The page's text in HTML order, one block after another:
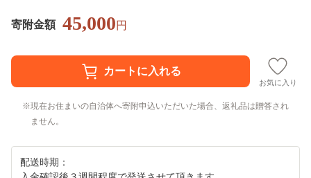
寄附金額 45,000円
お気に入り
現在お住まいの自治体へ寄附申込いただいた場合、返礼品は贈答され
ません。
配送時期：